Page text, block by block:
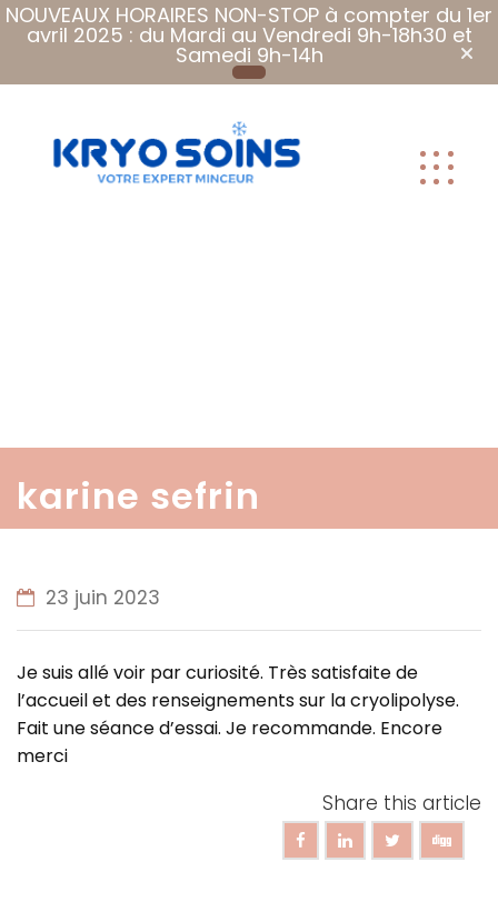
NOUVEAUX HORAIRES NON-STOP à compter du 1er
avril 2025 : du Mardi au Vendredi 9h-18h30 et
Samedi 9h-14h
karine sefrin
23 juin 2023
Je suis allé voir par curiosité. Très satisfaite de
l’accueil et des renseignements sur la cryolipolyse.
Fait une séance d’essai. Je recommande. Encore
merci
Share this article